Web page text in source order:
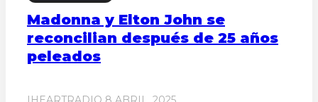
Madonna y Elton John se
reconcilian después de 25 años
peleados